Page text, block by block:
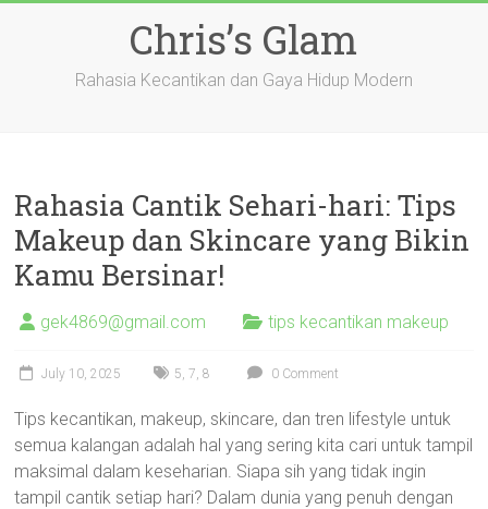
Chris’s Glam
Rahasia Kecantikan dan Gaya Hidup Modern
Rahasia Cantik Sehari-hari: Tips
Makeup dan Skincare yang Bikin
Kamu Bersinar!
gek4869@gmail.com tips kecantikan makeup
July 10, 2025 5,7,8 0 Comment
Tips kecantikan, makeup, skincare, dan tren lifestyle untuk
semua kalangan adalah hal yang sering kita cari untuk tampil
maksimal dalam keseharian. Siapa sih yang tidak ingin
tampil cantik setiap hari? Dalam dunia yang penuh dengan